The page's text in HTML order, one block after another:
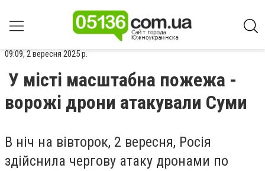
09:09, 2 вересня 2025 р.
У місті масштабна пожежа -
ворожі дрони атакували Суми
В ніч на вівторок, 2 вересня, Росія
здійснила чергову атаку дронами по